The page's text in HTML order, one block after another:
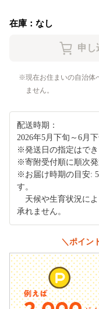
在庫：なし
現在お住まいの自治体
ません。
配送時期：
2026年5月下旬～6月
※発送日の指定はでき
※寄附受付順に順次発
※お届け時期の目安:
す。
天候や生育状況によ
承れません。
＼ポイン